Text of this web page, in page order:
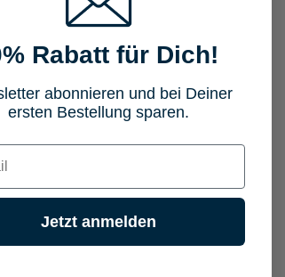
Rabatt für Dich!
abonnieren und bei Deiner
ersten Bestellung sparen.
Jetzt anmelden